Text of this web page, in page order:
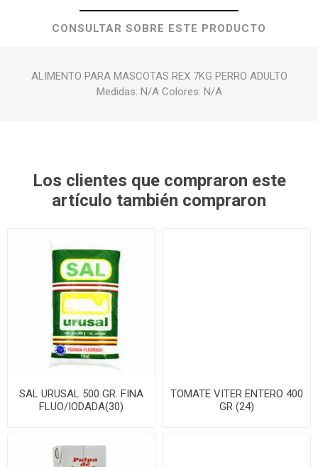
CONSULTAR SOBRE ESTE PRODUCTO
ALIMENTO PARA MASCOTAS REX 7KG PERRO ADULTO
Medidas: N/A Colores: N/A
Los clientes que compraron este
artículo también compraron
SAL URUSAL 500 GR. FINA
FLUO/IODADA(30)
TOMATE VITER ENTERO 400
GR (24)